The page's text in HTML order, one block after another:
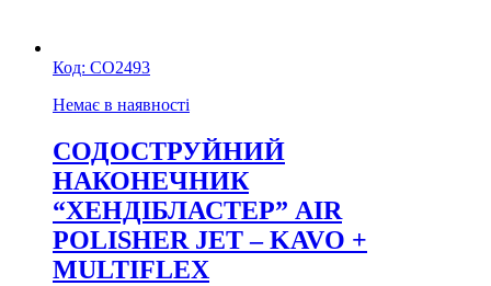
Код: СО2493
Немає в наявності
СОДОСТРУЙНИЙ
НАКОНЕЧНИК
“ХЕНДІБЛАСТЕР” AIR
POLISHER JET – KAVO +
MULTIFLEX